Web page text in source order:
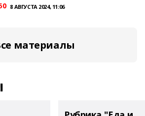
8 АВГУСТА 2024, 11:06
материалы